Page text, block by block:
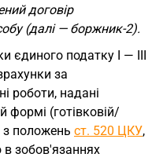
договір
(далі — боржник-2).
єдиного податку І — ІІІ
за
роботи, надані
формі (готівковій/
з положень ст. 520 ЦКУ,
в зобов'язаннях